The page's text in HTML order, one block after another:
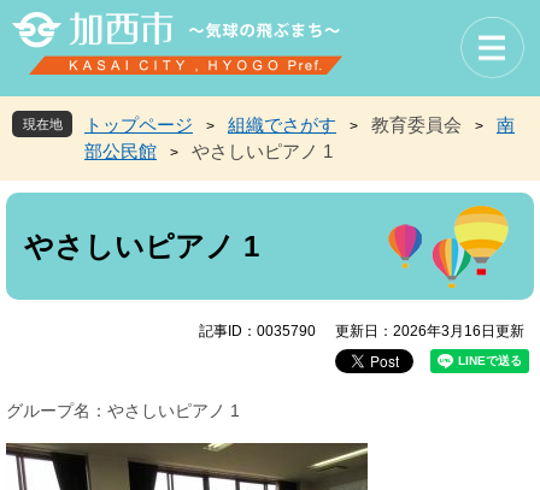
先
頭
す
を
飛
し
へ
現在地 トップページ > 組織でさがす > 教育委員会 >
南
部公民館
> やさしいピアノ 1
本
やさしいピアノ 1
記事ID：0035790 更新日：2026年3月16日更新
グループ名：やさしいピアノ 1